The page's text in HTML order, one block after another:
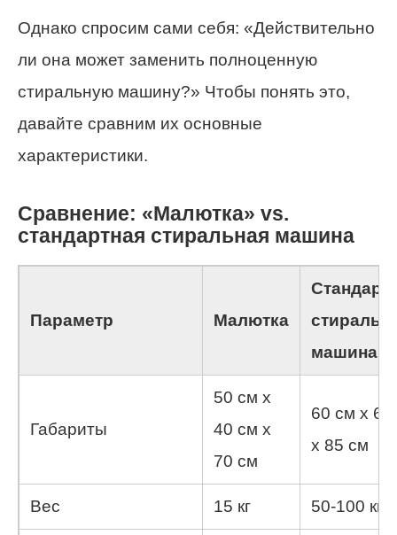
Однако спросим сами себя: «Действительно
ли она может заменить полноценную
стиральную машину?» Чтобы понять это,
давайте сравним их основные
характеристики.
Сравнение: «Малютка» vs.
стандартная стиральная машина
Параметр Малютка
машина
Габариты
50 см x
40 см x
70 см
60 см x 60
x 85 см
Вес 15 кг 50-100 кг